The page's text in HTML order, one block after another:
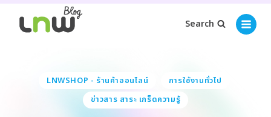
Search
LNWSHOP - ร้านค้าออนไลน์
การใช้งานทั่วไป
ข่าวสาร สาระ เกร็ดความรู้